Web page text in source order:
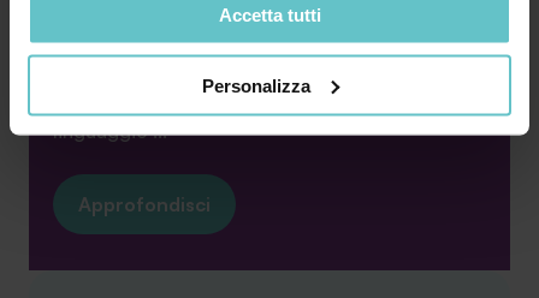
dati web, pubblicità e social media, i quali potrebbero
combinarle con altre informazioni che hai fornito loro o
che hanno raccolto in base al tuo utilizzo dei loro servizi.
cookie potranno essere implementati ad esclusione di
sito. Cliccando su “ACCETTA TUTTI” invece accetterai di
implementare tutti i cookie. Chiudendo questo banner
funzionamento del sito. Per tutte le informazioni complete
Accetta tutti
Personalizza
Bando, contributo a fondo perduto, leasing,
credito d’imposta, rendicontazione… Il
linguaggio ...
Approfondisci